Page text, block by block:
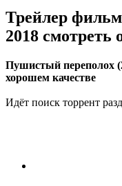
Трейлер
2018 смотреть
Пушистый переполох
хорошем качестве
Идёт поиск торрент